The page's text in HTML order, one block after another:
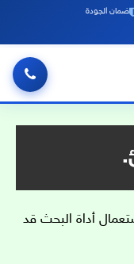
ضمان الجودة
أداة البحث قد